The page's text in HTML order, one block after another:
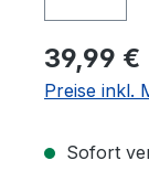
39,99 €
Preise inkl.
Sofort